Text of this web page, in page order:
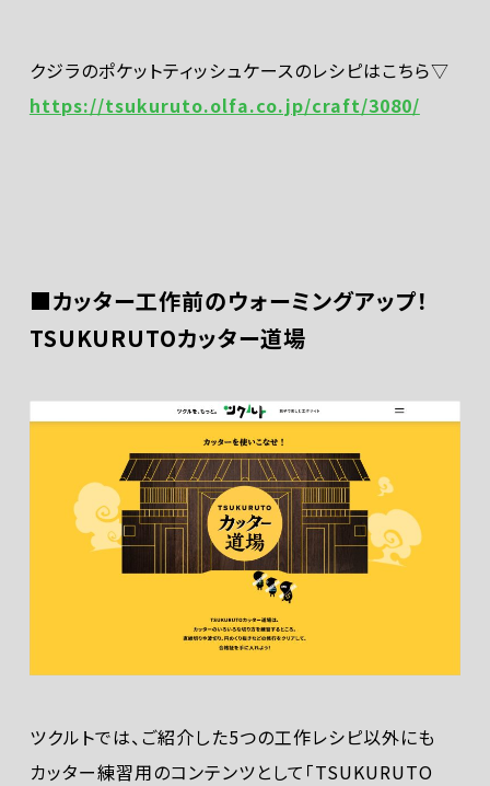
クジラのポケットティッシュケースのレシピはこちら▽
https://tsukuruto.olfa.co.jp/craft/3080/
■カッター工作前のウォーミングアップ！
TSUKURUTOカッター道場
ツクルトでは、ご紹介した5つの工作レシピ以外にも
カッター練習用のコンテンツとして「TSUKURUTO